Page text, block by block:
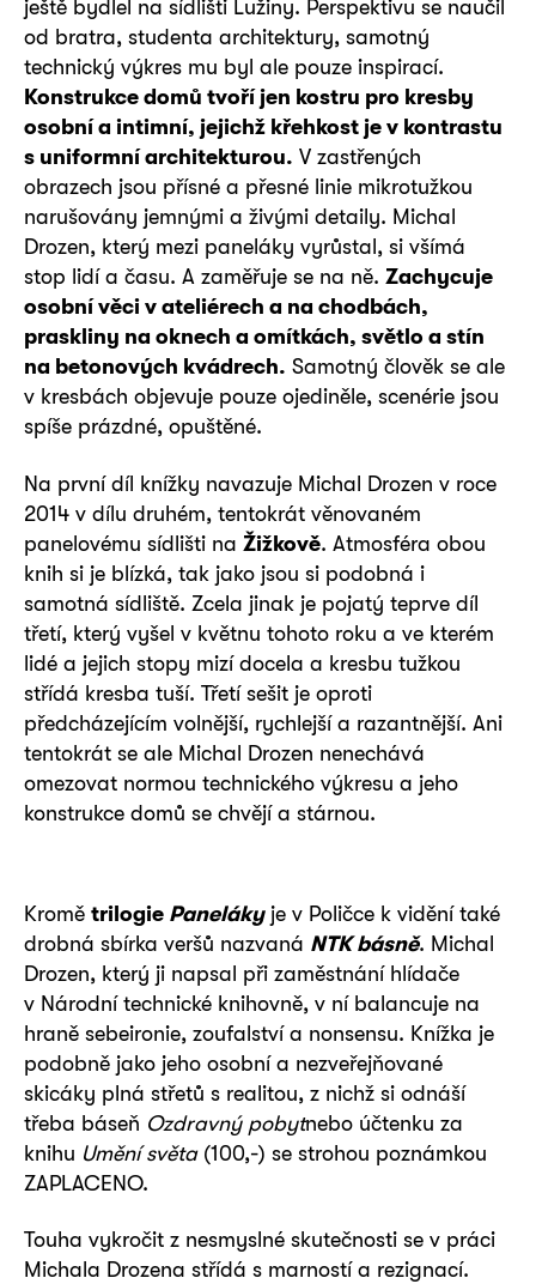
ještě bydlel na sídlišti Lužiny. Perspektivu se naučil
od bratra, studenta architektury, samotný
technický výkres mu byl ale pouze inspirací.
Konstrukce domů tvoří jen kostru pro kresby
osobní a intimní, jejichž křehkost je v kontrastu
s uniformní architekturou. V zastřených
obrazech jsou přísné a přesné linie mikrotužkou
narušovány jemnými a živými detaily. Michal
Drozen, který mezi paneláky vyrůstal, si všímá
stop lidí a času. A zaměřuje se na ně. Zachycuje
osobní věci v ateliérech a na chodbách,
praskliny na oknech a omítkách, světlo a stín
na betonových kvádrech. Samotný člověk se ale
v kresbách objevuje pouze ojediněle, scenérie jsou
spíše prázdné, opuštěné.
Na první díl knížky navazuje Michal Drozen v roce
2014 v dílu druhém, tentokrát věnovaném
panelovému sídlišti na Žižkově. Atmosféra obou
knih si je blízká, tak jako jsou si podobná i
samotná sídliště. Zcela jinak je pojatý teprve díl
třetí, který vyšel v květnu tohoto roku a ve kterém
lidé a jejich stopy mizí docela a kresbu tužkou
střídá kresba tuší. Třetí sešit je oproti
předcházejícím volnější, rychlejší a razantnější. Ani
tentokrát se ale Michal Drozen nenechává
omezovat normou technického výkresu a jeho
konstrukce domů se chvějí a stárnou.
Kromě trilogie Panelákyje v Poličce k vidění také
drobná sbírka veršů nazvaná NTK básně. Michal
Drozen, který ji napsal při zaměstnání hlídače
v Národní technické knihovně, v ní balancuje na
hraně sebeironie, zoufalství a nonsensu. Knížka je
podobně jako jeho osobní a nezveřejňované
skicáky plná střetů s realitou, z nichž si odnáší
třeba báseň Ozdravný pobytnebo účtenku za
knihu Umění světa(100,-) se strohou poznámkou
ZAPLACENO.
Touha vykročit z nesmyslné skutečnosti se v práci
Michala Drozena střídá s marností a rezignací.